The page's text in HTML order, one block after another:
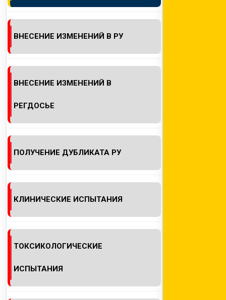
ВНЕСЕНИЕ ИЗМЕНЕНИЙ В РУ
ВНЕСЕНИЕ ИЗМЕНЕНИЙ В
РЕГДОСЬЕ
ПОЛУЧЕНИЕ ДУБЛИКАТА РУ
КЛИНИЧЕСКИЕ ИСПЫТАНИЯ
ТОКСИКОЛОГИЧЕСКИЕ
ИСПЫТАНИЯ